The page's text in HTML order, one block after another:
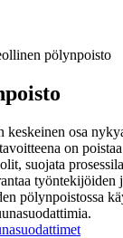
pölynpoisto
osa
on
suojata
työntekijöiden
pölynpoistossa